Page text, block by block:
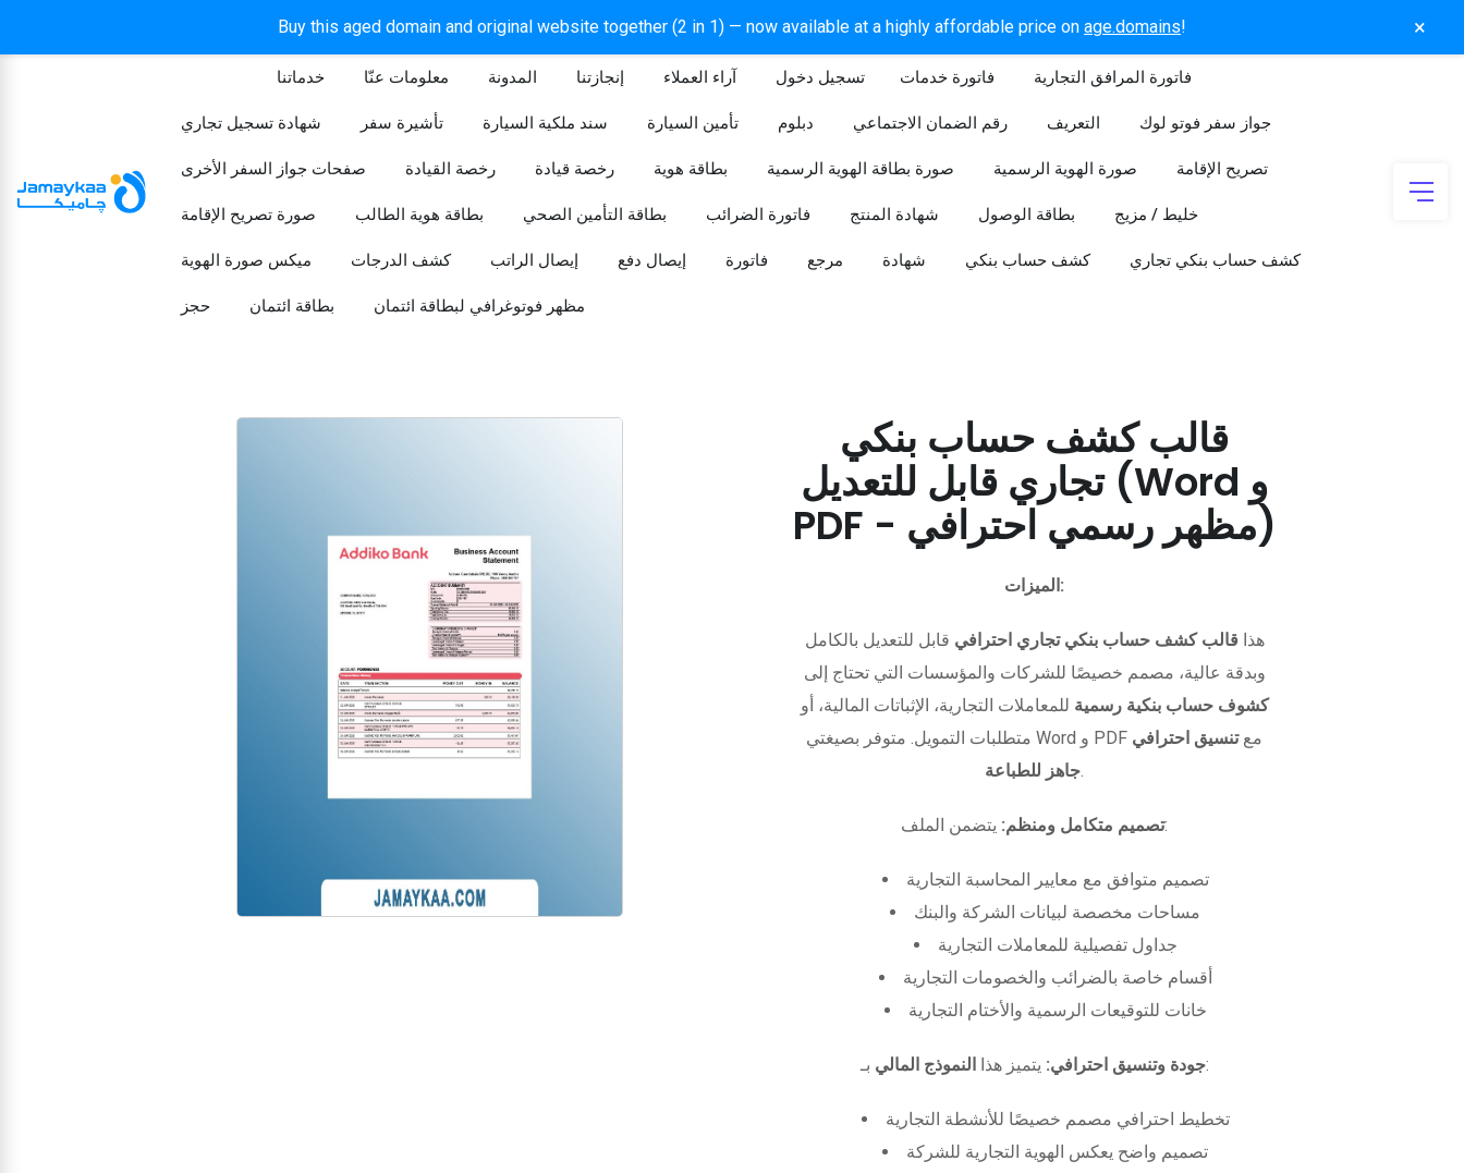
Buy this aged domain and original website together (2 in 1) — now available at a highly affordable price on age.domains! ×
خدماتنا معلومات عنّا المدونة إنجازتنا آراء العملاء تسجيل دخول​ فاتورة خدمات فاتورة المرافق التجارية
شهادة تسجيل تجاري تأشيرة سفر سند ملكية السيارة تأمين السيارة دبلوم رقم الضمان الاجتماعي التعريف جواز سفر فوتو لوك
صفحات جواز السفر الأخرى رخصة القيادة رخصة قيادة بطاقة هوية صورة بطاقة الهوية الرسمية صورة الهوية الرسمية تصريح الإقامة
صورة تصريح الإقامة بطاقة هوية الطالب بطاقة التأمين الصحي فاتورة الضرائب شهادة المنتج بطاقة الوصول خليط / مزيج
ميكس صورة الهوية كشف الدرجات إيصال الراتب إيصال دفع فاتورة مرجع شهادة كشف حساب بنكي كشف حساب بنكي تجاري
حجز بطاقة ائتمان مظهر فوتوغرافي لبطاقة ائتمان
قالب كشف حساب بنكي
تجاري قابل للتعديل (Word و
PDF - مظهر رسمي احترافي)
الميزات:
هذا قالب كشف حساب بنكي تجاري احترافي قابل للتعديل بالكامل
وبدقة عالية، مصمم خصيصًا للشركات والمؤسسات التي تحتاج إلى
كشوف حساب بنكية رسمية للمعاملات التجارية، الإثباتات المالية، أو
متطلبات التمويل. متوفر بصيغتي Word و PDF معتنسيق احترافي
جاهز للطباعة.
تصميم متكامل ومنظم:يتضمن الملف:
تصميم متوافق مع معايير المحاسبة التجارية
مساحات مخصصة لبيانات الشركة والبنك
جداول تفصيلية للمعاملات التجارية
أقسام خاصة بالضرائب والخصومات التجارية
خانات للتوقيعات الرسمية والأختام التجارية
جودة وتنسيق احترافي: يتميز هذا النموذج المالي بـ:
تخطيط احترافي مصمم خصيصًا للأنشطة التجارية
تصميم واضح يعكس الهوية التجارية للشركة